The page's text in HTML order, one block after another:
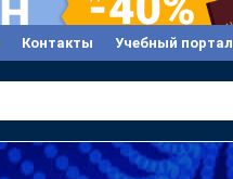
Контакты Учебный портал